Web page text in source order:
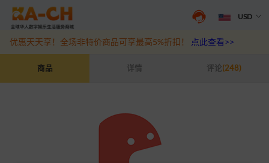
克拉克拉/漫播 会员充值
USD
游戏充值福利来袭，王者、和平精英、原神等热门游戏充值折扣最高
优惠天天享！全场非特价商品可享最高5%折扣！ 点此查看>>
商品 详情 评论(248)